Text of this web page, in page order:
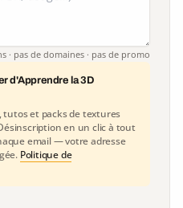
· pas de domaines · pas de promo
d'Apprendre la 3D
tutos et packs de textures
en un clic à tout
email — votre adresse
Politique de